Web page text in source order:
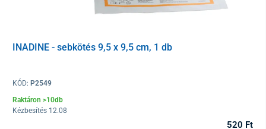
alkalmazkodik a test vonalaihoz, a súlyhoz és a beteg
INADINE - sebkötés 9,5 x 9,5 cm, 1 db
KÓD: P2549
Raktáron >10db
Kézbesítés 12.08
520 Ft